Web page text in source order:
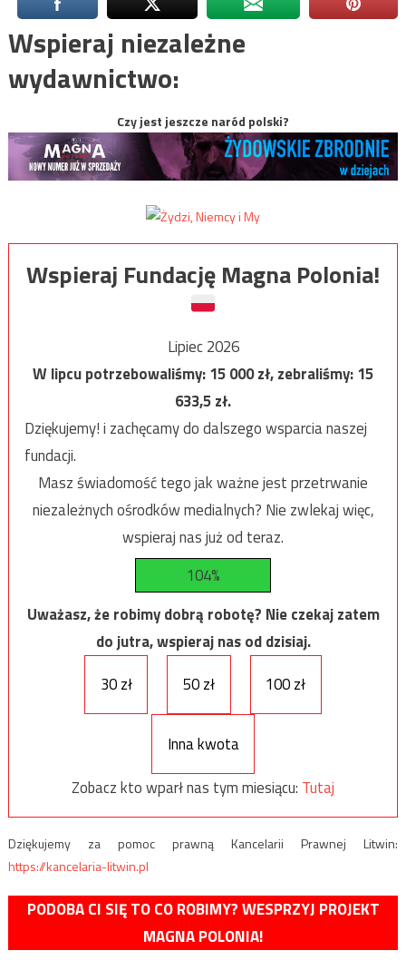
Wspieraj niezależne
wydawnictwo:
Czy jest jeszcze naród polski?
Wspieraj Fundację Magna Polonia!
Lipiec 2026
W lipcu potrzebowaliśmy:15 000zł, zebraliśmy:15
633,5zł.
Dziękujemy! i zachęcamy do dalszego wsparcia naszej
fundacji.
Masz świadomość tego jak ważne jest przetrwanie
niezależnych ośrodków medialnych? Nie zwlekaj więc,
wspieraj nas już od teraz.
104%
Uważasz, że robimy dobrą robotę? Nie czekaj zatem
do jutra, wspieraj nas od dzisiaj.
30 zł
50 zł 100 zł
Inna kwota
Zobacz kto wparł nas tym miesiącu: Tutaj
Dziękujemy za pomoc prawną Kancelarii Prawnej Litwin:
https://kancelaria-litwin.pl
PODOBA CI SIĘ TO CO ROBIMY? WESPRZYJ PROJEKT
MAGNA POLONIA!